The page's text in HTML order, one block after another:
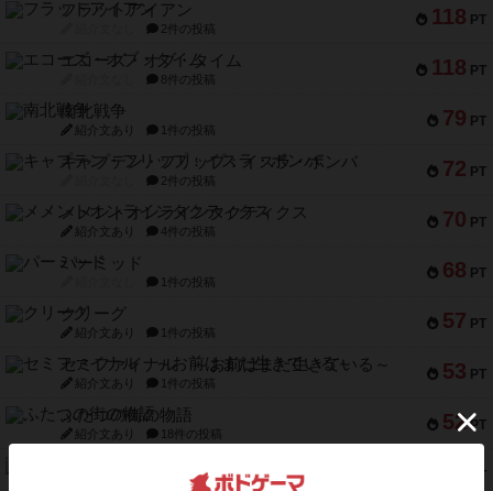
118 PT
フラットアイアン
2件の投稿
118 PT
エコーズ・オブ・タイム
8件の投稿
79 PT
南北戦争
紹介文あり 1件の投稿
72 PT
キャプテン・フリップ：イスラ・ボンバ
2件の投稿
70 PT
メメントオンラインタクティクス
紹介文あり 4件の投稿
68 PT
パーミッド
1件の投稿
57 PT
クリーグ
紹介文あり 1件の投稿
53 PT
セミファイナル ～お前はまだ生きている～
紹介文あり 1件の投稿
52 PT
ふたつの街の物語
紹介文あり 18件の投稿
PT
4件の投稿